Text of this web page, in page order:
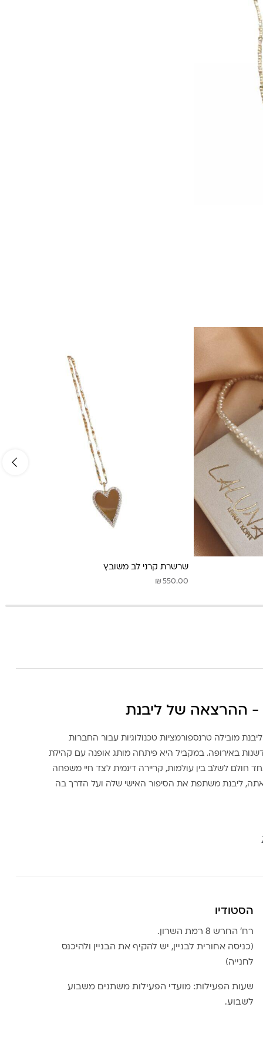
שרשרת קרני לב משובץ
₪ 550.00
- ההרצאה של ליבנת
מובילה טרנספורמציות טכנולוגיות עבור החברות
באירופה. במקביל היא פיתחה מותג אופנה עם קהילת
חולם לשלב בין עולמות, קריירה דינמית לצד חיי משפחה
ליבנת משתפת את הסיפור האישי שלה ועל הדרך בה
הסטודיו
רח׳ החרש 8 רמת השרון.
(כניסה אחורית לבניין, יש להקיף את הבניין ולהיכנס
לחנייה)
שעות הפעילות: מועדי הפעילות משתנים משבוע
לשבוע.